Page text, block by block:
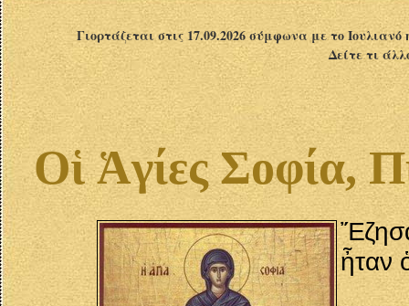
Γιορτάζεται στις 17.09.2026 σύμφωνα με το
Δείτε τι
Οἱ Ἁγίες Σοφία,
ἦταν